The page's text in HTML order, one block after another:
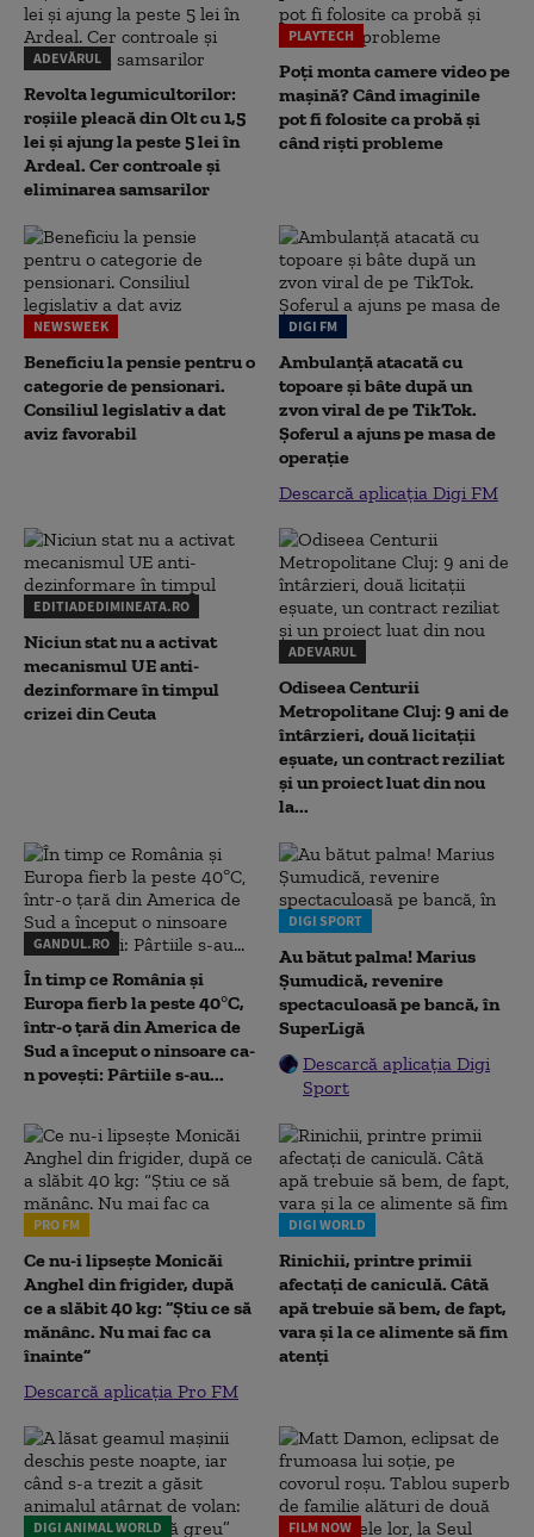
ADEVĂRUL
Revolta legumicultorilor:
roșiile pleacă din Olt cu 1,5
lei și ajung la peste 5 lei în
Ardeal. Cer controale și
eliminarea samsarilor
PLAYTECH
Poți monta camere video pe
mașină? Când imaginile
pot fi folosite ca probă și
când riști probleme
NEWSWEEK
Beneficiu la pensie pentru o
categorie de pensionari.
Consiliul legislativ a dat
aviz favorabil
DIGI FM
Ambulanță atacată cu
topoare și bâte după un
zvon viral de pe TikTok.
Șoferul a ajuns pe masa de
operație
Descarcă aplicația Digi FM
EDITIADEDIMINEATA.RO
Niciun stat nu a activat
mecanismul UE anti-
dezinformare în timpul
crizei din Ceuta
ADEVARUL
Odiseea Centurii
Metropolitane Cluj: 9 ani de
întârzieri, două licitații
eșuate, un contract reziliat
și un proiect luat din nou
la...
GANDUL.RO
În timp ce România și
Europa fierb la peste 40°C,
într-o țară din America de
Sud a început o ninsoare ca-
n povești: Pârtiile s-au...
DIGI SPORT
Au bătut palma! Marius
Șumudică, revenire
spectaculoasă pe bancă, în
SuperLigă
Descarcă aplicația Digi
Sport
PRO FM
Ce nu-i lipsește Monicăi
Anghel din frigider, după
ce a slăbit 40 kg: “Știu ce să
mănânc. Nu mai fac ca
înainte”
Descarcă aplicația Pro FM
DIGI WORLD
Rinichii, printre primii
afectați de caniculă. Câtă
apă trebuie să bem, de fapt,
vara și la ce alimente să fim
atenți
DIGI ANIMAL WORLD FILM NOW